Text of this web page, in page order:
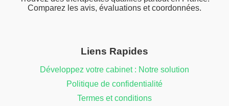
Comparez les avis, évaluations et coordonnées.
Liens Rapides
Développez votre cabinet : Notre solution
Politique de confidentialité
Termes et conditions